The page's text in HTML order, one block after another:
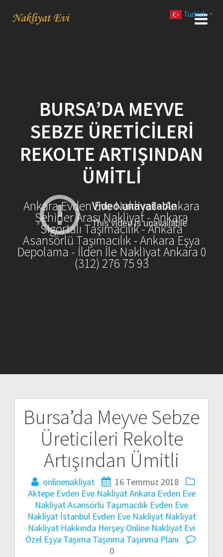
BURSA’DA MEYVE
SEBZE ÜRETICILERI
REKOLTE ARTIŞINDAN
ÜMITLI
Ankara Evden Eve Nakliyat - Ankara
Şehirler Arası Nakliyat - Ankara
Sigortalı Taşımacılık - Ankara
Asansörlü Taşımacılık - Ankara Eşya
Depolama - İlden İle Nakliyat Ankara 0
(312) 276 75 93
Bursa’da Meyve Sebze
Üreticileri Rekolte
Artışından Ümitli
onlinenakliyat
16 Temmuz 2018
Aktepe Evden Eve NakliyatAnkara Evden Eve
NakliyatAsansörlü Taşımacılık Evden Eve
Nakliyat İstanbul Evden Eve Nakliyat Nakliyat
Nakliyat Hakkında Herşey Online Nakliyat Evi
Özel Eşya Taşıma Taşınma Taşınma Planı
0
Yazı
gezinmesi
Turkish ▼